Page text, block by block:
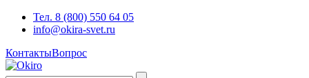
Тел. 8 (800) 550 64 05
info@okira-svet.ru
КонтактыВопрос